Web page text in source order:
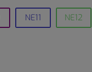
NE11 NE12